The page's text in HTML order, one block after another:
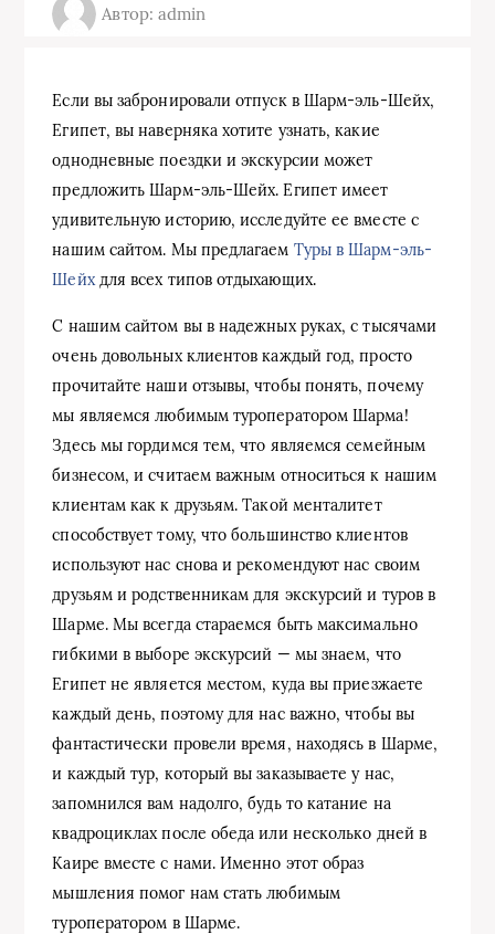
Автор: admin
Если вы забронировали отпуск в Шарм-эль-Шейх,
Египет, вы наверняка хотите узнать, какие
однодневные поездки и экскурсии может
предложить Шарм-эль-Шейх. Египет имеет
удивительную историю, исследуйте ее вместе с
нашим сайтом. Мы предлагаем Туры в Шарм-эль-
Шейхдля всех типов отдыхающих.
С нашим сайтом вы в надежных руках, с тысячами
очень довольных клиентов каждый год, просто
прочитайте наши отзывы, чтобы понять, почему
мы являемся любимым туроператором Шарма!
Здесь мы гордимся тем, что являемся семейным
бизнесом, и считаем важным относиться к нашим
клиентам как к друзьям. Такой менталитет
способствует тому, что большинство клиентов
используют нас снова и рекомендуют нас своим
друзьям и родственникам для экскурсий и туров в
Шарме. Мы всегда стараемся быть максимально
гибкими в выборе экскурсий — мы знаем, что
Египет не является местом, куда вы приезжаете
каждый день, поэтому для нас важно, чтобы вы
фантастически провели время, находясь в Шарме,
и каждый тур, который вы заказываете у нас,
запомнился вам надолго, будь то катание на
квадроциклах после обеда или несколько дней в
Каире вместе с нами. Именно этот образ
мышления помог нам стать любимым
туроператором в Шарме.